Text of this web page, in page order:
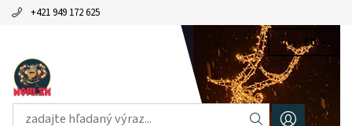
+421 949 172 625
0 ks /€0